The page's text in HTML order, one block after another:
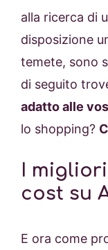
alla ricerca di
disposizione
temete, sono
di seguito
adatto alle
lo shopping?
I
cost su
E ora come